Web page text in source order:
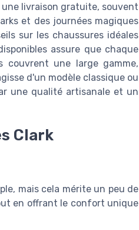
livraison gratuite, souvent
et des journées magiques
sur les chaussures idéales
assure que chaque
couvrent une large gamme,
d'un modèle classique ou
une qualité artisanale et un
Clark
mais cela mérite un peu de
en offrant le confort unique